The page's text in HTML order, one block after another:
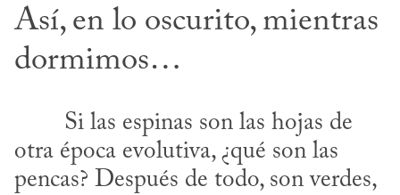
Así, en lo oscurito, mientras
dormimos…
otra época evolutiva, ¿qué son las
pencas? Después de todo, son verdes,